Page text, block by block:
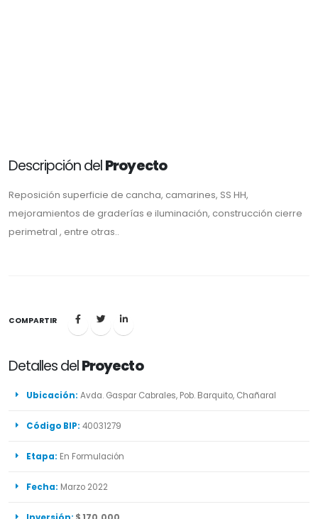
Descripción delProyecto
Reposición superficie de cancha, camarines, SS HH,
mejoramientos de graderías e iluminación, construcción cierre
perimetral , entre otras..
COMPARTIR
Detalles delProyecto
Ubicación: Avda. Gaspar Cabrales, Pob. Barquito, Chañaral
Código BIP: 40031279
Etapa: En Formulación
Fecha: Marzo 2022